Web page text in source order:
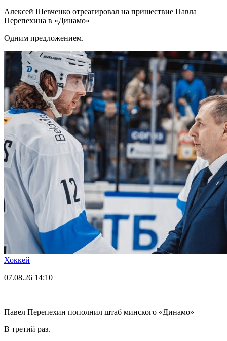
Алексей Шевченко отреагировал на пришествие Павла
Перепехина в «Динамо»
Одним предложением.
Хоккей
07.08.26 14:10
Павел Перепехин пополнил штаб минского «Динамо»
В третий раз.